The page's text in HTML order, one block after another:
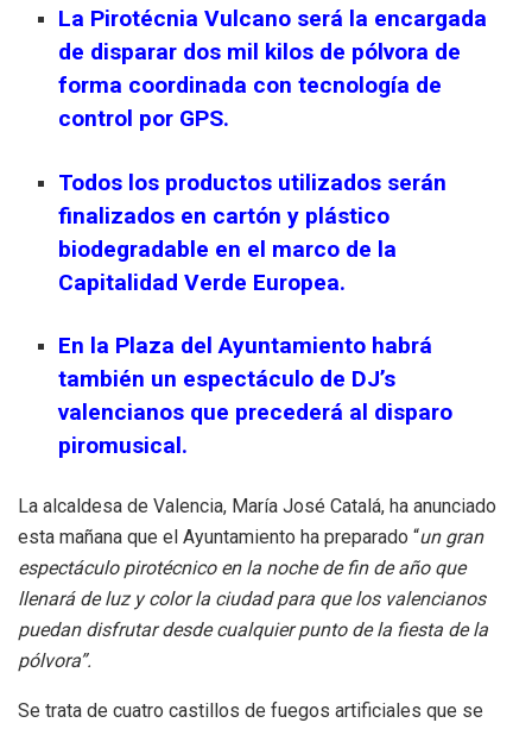
La Pirotécnia Vulcano será la encargada
de disparar dos mil kilos de pólvora de
forma coordinada con tecnología de
control por GPS.
Todos los productos utilizados serán
finalizados en cartón y plástico
biodegradable en el marco de la
Capitalidad Verde Europea.
En la Plaza del Ayuntamiento habrá
también un espectáculo de DJ’s
valencianos que precederá al disparo
piromusical.
La alcaldesa de Valencia, María José Catalá, ha anunciado
esta mañana que el Ayuntamiento ha preparado “un gran
espectáculo pirotécnico en la noche de fin de año que
llenará de luz y color la ciudad para que los valencianos
puedan disfrutar desde cualquier punto de la fiesta de la
pólvora”.
Se trata de cuatro castillos de fuegos artificiales que se